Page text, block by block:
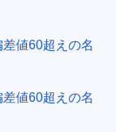
値60超えの名
値60超えの名